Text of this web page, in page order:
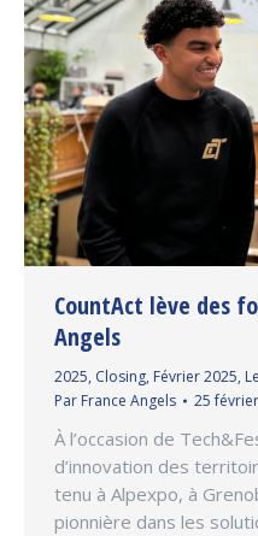
CountAct lève des
Angels
2025, Closing, Février 2025,
Par France Angels 25
À l’occasion de
d’innovation des
tenu à Alpexpo, à
pionnière dans les